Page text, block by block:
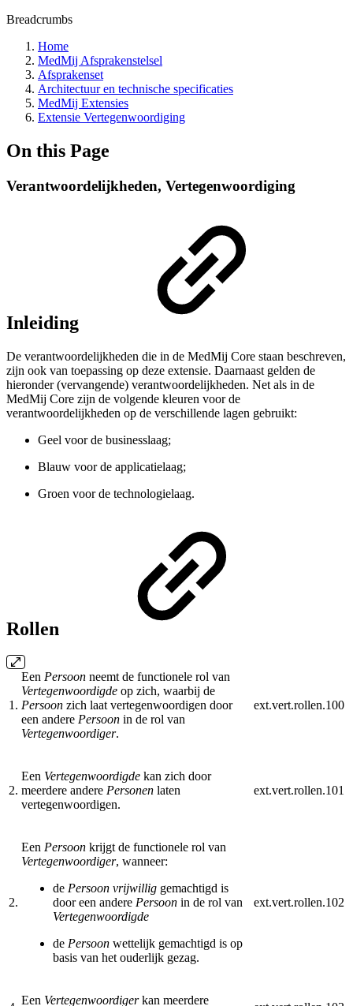
Breadcrumbs
Home
MedMij Afsprakenstelsel
Afsprakenset
Architectuur en technische specificaties
MedMij Extensies
Extensie Vertegenwoordiging
On this Page
Verantwoordelijkheden, Vertegenwoordiging
Inleiding
De verantwoordelijkheden die in de MedMij Core staan beschreven,
zijn ook van toepassing op deze extensie. Daarnaast gelden de
hieronder (vervangende) verantwoordelijkheden. Net als in de
MedMij Core zijn de volgende kleuren voor de
verantwoordelijkheden op de verschillende lagen gebruikt:
Geel voor de businesslaag;
Blauw voor de applicatielaag;
Groen voor de technologielaag.
Rollen
1.
Een Persoon neemt de functionele rol van
Vertegenwoordigde op zich, waarbij de
Persoon zich laat vertegenwoordigen door
een andere Persoon in de rol van
Vertegenwoordiger.
ext.vert.rollen.100
2.
Een Vertegenwoordigde kan zich door
meerdere andere Personen laten
vertegenwoordigen.
ext.vert.rollen.101
2.
Een Persoon krijgt de functionele rol van
Vertegenwoordiger, wanneer:
de Persoon vrijwillig gemachtigd is
door een andere Persoon in de rol van
Vertegenwoordigde
de Persoon wettelijk gemachtigd is op
basis van het ouderlijk gezag.
ext.vert.rollen.102
Een Vertegenwoordigerkan meerdere